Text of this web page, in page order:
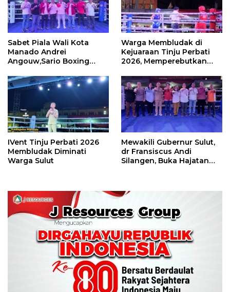
Sabet Piala Wali Kota
Manado Andrei
Angouw,Sario Boxing
Perbati 2026
Warga Membludak di
Kejuaraan Tinju Perbati
2026, Memperebutkan
IVent Tinju Perbati 2026
Membludak Diminati
Warga Sulut
Mewakili Gubernur Sulut,
dr Fransiscus Andi
Silangen, Buka Hajatan